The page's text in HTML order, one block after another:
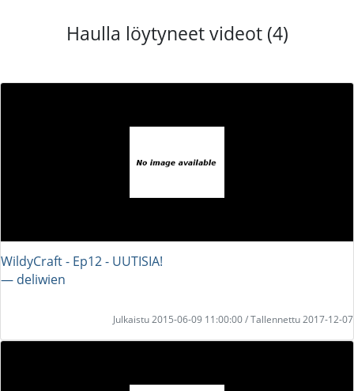
Haulla löytyneet videot (4)
WildyCraft - Ep12 - UUTISIA!
― deliwien
Julkaistu 2015-06-09 11:00:00 / Tallennettu 2017-12-07